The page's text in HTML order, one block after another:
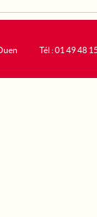
Tél : 01 49 48